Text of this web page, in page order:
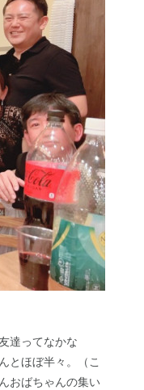
達ってなかな
とほぼ半々。（こ
おばちゃんの集い